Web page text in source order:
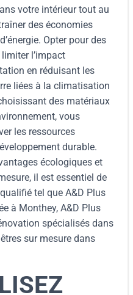
votre intérieur tout au
des économies
Opter pour des
l’impact
en réduisant les
liées à la climatisation
des matériaux
vous
les ressources
durable.
écologiques et
il est essentiel de
tel que A&D Plus
à Monthey, A&D Plus
spécialisés dans
sur mesure dans